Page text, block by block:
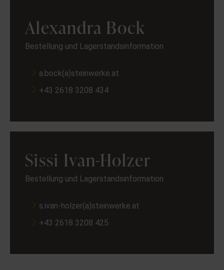
Alexandra Bock
Bestellung und Lagerstandsinformation
a.bock(a)steinwerke.at
+43 2618 3208 434
Sissi Ivan-Holzer
Bestellung und Lagerstandsinformation
s.ivan-holzer(a)steinwerke.at
+43 2618 3208 425